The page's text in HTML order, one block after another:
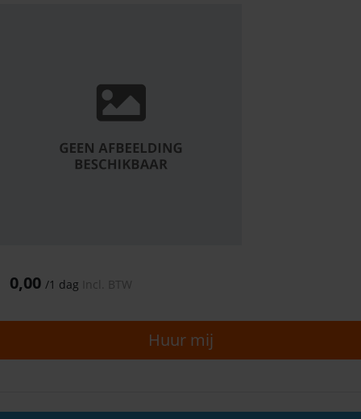
0,00 /1 dag Incl. BTW
Huur mij